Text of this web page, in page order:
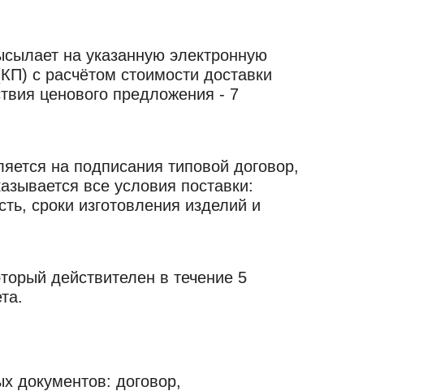
на указанную электронную
с расчётом стоимости доставки
ценового предложения - 7
на подписания типовой договор,
все условия поставки:
сроки изготовления изделий и
действителен в течение 5
документов: договор,